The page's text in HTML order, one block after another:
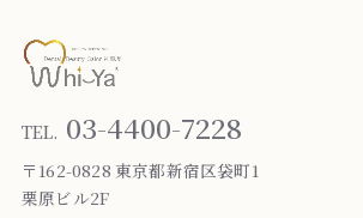
TEL. 03-4400-7228
〒162-0828 東京都新宿区袋町1
栗原ビル2F